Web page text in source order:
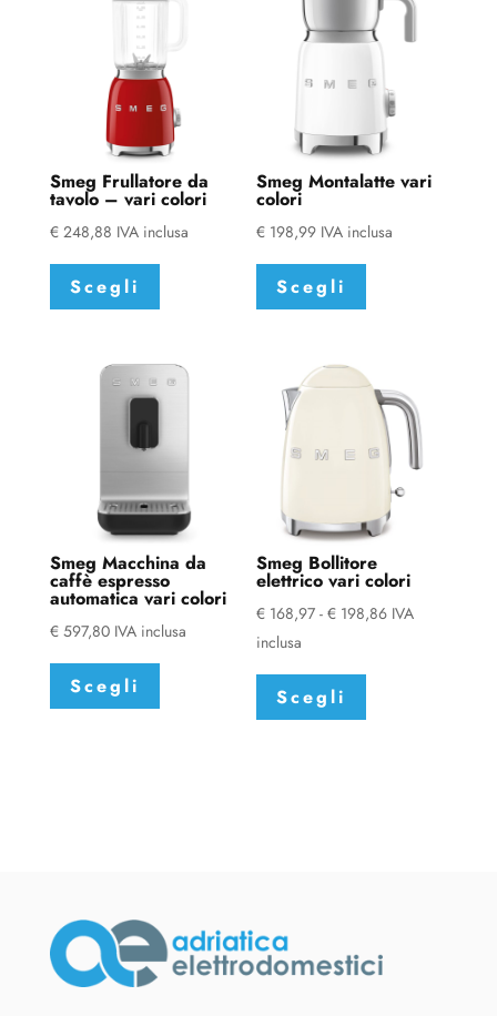
Smeg Frullatore da
tavolo – vari colori
€248,88 IVA inclusa
Scegli
Questo
ha
varianti.
Le
essere
scelte
nella
pagina
del
prodotto
Smeg Montalatte vari
colori
€ 198,99 IVA inclusa
Scegli
Questo
ha
varianti.
Le
opzioni
possono
essere
scelte
nella
pagina
del
Smeg Macchina da
caffè espresso
automatica vari colori
€597,80 IVA inclusa
Scegli
Questo
ha
nella
pagina
Smeg Bollitore
elettrico vari colori
€ 168,97 - € 198,86Fascia
IVA
inclusa
Scegli
Questo
ha
nella